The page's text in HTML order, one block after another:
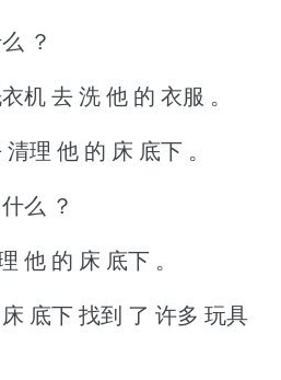
？
机 去 洗 他 的 衣服 。
理 他 的 床 底下 。
么 ？
他 的 床 底下 。
底下 找到 了 许多 玩具